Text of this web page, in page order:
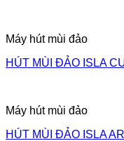
Máy hút mùi đảo
HÚT MÙI ĐẢO ISLA
Máy hút mùi đảo
HÚT MÙI ĐẢO ISLA